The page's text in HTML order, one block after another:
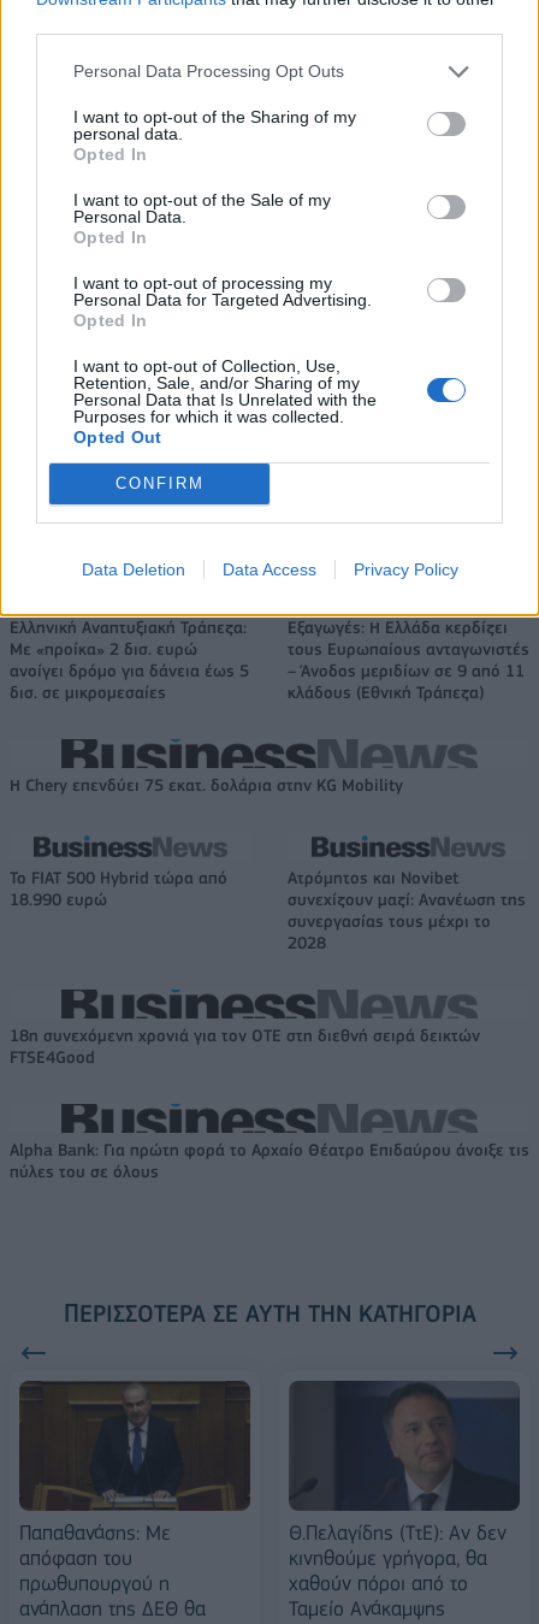
Personal Data Processing Opt Outs
I want to opt-out of the Sharing of my
personal data.
Opted In
I want to opt-out of the Sale of my
Personal Data.
Opted In
I want to opt-out of processing my
Personal Data for Targeted Advertising.
Opted In
I want to opt-out of Collection, Use,
Retention, Sale, and/or Sharing of my
Personal Data that Is Unrelated with the
Purposes for which it was collected.
Opted Out
CONFIRM
Data Deletion Data Access Privacy Policy
πρόγραμμα στήριξης- Κάλυψη εισφορών ΕΔΟΕΑΠ
μπαταριών για τα υβριδικά της
ευρωπαϊκή
αυτοκινητοβιομηχανία
Νέο Audi A2 e-tron με στόχο την κορυφή της αποδοτικότητας
ΠΑΟΚ: Στη Θεσσαλονίκη οι Ναζ
Χάντζινς και Κάιλ Αλεξάντερ -
Οι δηλώσεις τους (pics & vids)
νοκ-άουτ
Χρηματιστήριο Αθηνών: Εβδομαδιαία άνοδος 1,76%, κέρδη 23,31%
από τις αρχές του έτους
Ελληνική Αναπτυξιακή Τράπεζα:
Με «προίκα» 2 δισ. ευρώ
ανοίγει δρόμο για δάνεια έως 5
δισ. σε μικρομεσαίες
Εξαγωγές: Η Ελλάδα κερδίζει
τους Ευρωπαίους ανταγωνιστές
– Άνοδος μεριδίων σε 9 από 11
κλάδους (Εθνική Τράπεζα)
Η Chery επενδύει 75 εκατ. δολάρια στην KG Mobility
Το FIAT 500 Hybrid τώρα από
18.990 ευρώ
Ατρόμητος και Novibet
συνεχίζουν μαζί: Ανανέωση της
συνεργασίας τους μέχρι το
2028
18η συνεχόμενη χρονιά για τον ΟΤΕ στη διεθνή σειρά δεικτών
FTSE4Good
Alpha Bank: Για πρώτη φορά το Αρχαίο Θέατρο Επιδαύρου άνοιξε τις
πύλες του σε όλους
ΠΕΡΙΣΣΌΤΕΡΑ ΣΕ ΑΥΤΉ ΤΗΝ ΚΑΤΗΓΟΡΊΑ
Παπαθανάσης: Με
απόφαση του
πρωθυπουργού η
ανάπλαση της ΔΕΘ θα
Θ.Πελαγίδης (ΤτΕ): Αν δεν
κινηθούμε γρήγορα, θα
χαθούν πόροι από το
Ταμείο Ανάκαμψης